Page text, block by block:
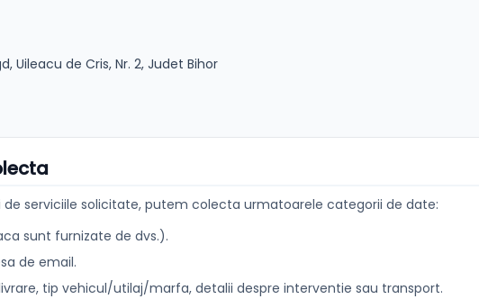
Uileacu de Cris, Nr. 2, Judet Bihor
serviciile solicitate, putem colecta urmatoarele categorii de date:
sunt furnizate de dvs.).
de email.
tip vehicul/utilaj/marfa, detalii despre interventie sau transport.